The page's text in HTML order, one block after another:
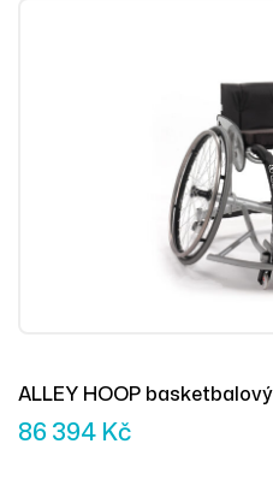
ALLEY HOOP
86 394 Kč